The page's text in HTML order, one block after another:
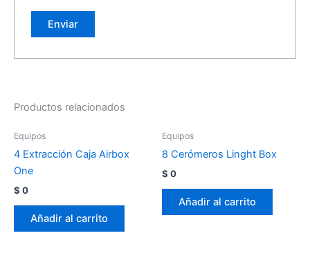
Productos relacionados
Equipos
4 Extracción Caja Airbox
One
$ 0
Añadir al carrito
Equipos
8 Cerómeros Linght Box
$ 0
Añadir al carrito